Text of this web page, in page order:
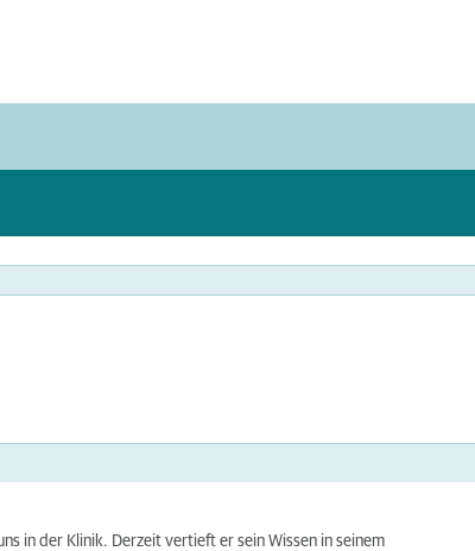
in der Klinik. Derzeit vertieft er sein Wissen in seinem